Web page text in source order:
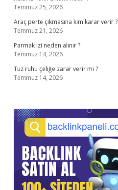
Temmuz 25, 2026
Araç perte çıkmasına kim karar verir ?
Temmuz 21, 2026
Parmak izi neden alınır ?
Temmuz 14, 2026
Tuz ruhu çeliğe zarar verir mi ?
Temmuz 14, 2026